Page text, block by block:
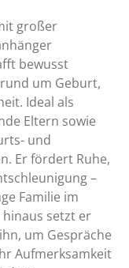
großer
bewusst
um Geburt,
Ideal als
Eltern sowie
und
Er fördert Ruhe,
–
Familie im
setzt er
um Gespräche
Aufmerksamkeit